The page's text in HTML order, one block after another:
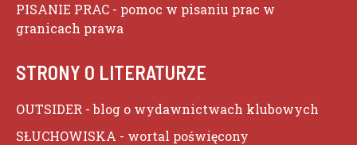
PISANIE PRAC - pomoc w pisaniu prac w
granicach prawa
STRONY O LITERATURZE
OUTSIDER - blog o wydawnictwach klubowych
SŁUCHOWISKA - wortal poświęcony